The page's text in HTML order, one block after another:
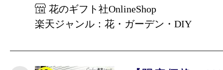
花のギフト社OnlineShop
楽天ジャンル：花・ガーデン・DIY